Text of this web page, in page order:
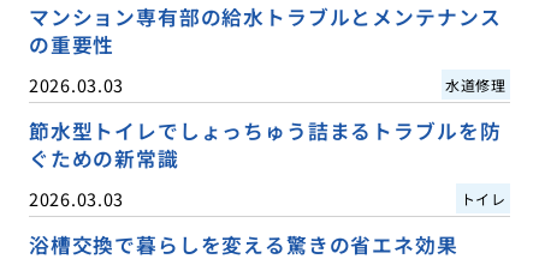
マンション専有部の給水トラブルとメンテナンス
の重要性
2026.03.03 水道修理
節水型トイレでしょっちゅう詰まるトラブルを防
ぐための新常識
2026.03.03 トイレ
浴槽交換で暮らしを変える驚きの省エネ効果